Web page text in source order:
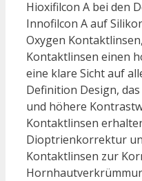
Hioxifilcon A bei den
Innofilcon A auf
Oxygen
Kontaktlinsen einen
eine klare Sicht auf
Definition Design,
und höhere
Kontaktlinsen
Dioptrienkorrektur
Kontaktlinsen zur